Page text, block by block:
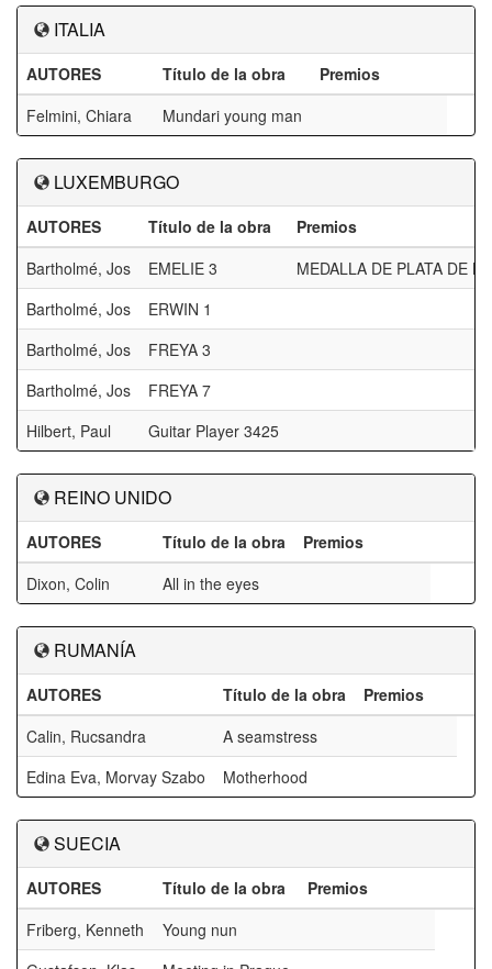
ITALIA
AUTORES Título de la obra
Premios
Felmini, Chiara
Mundari young man
LUXEMBURGO
AUTORES Título de la obra
Premios
Bartholmé, Jos
EMELIE 3
MEDALLA DE PLATA DE
Bartholmé, Jos
ERWIN 1
Bartholmé, Jos
FREYA 3
Bartholmé, Jos
FREYA 7
Hilbert, Paul
Guitar Player 3425
REINO UNIDO
AUTORES Título de la obra
Premios
Dixon, Colin
All in the eyes
RUMANÍA
AUTORES Título de la obra
Premios
Calin, Rucsandra
A seamstress
Edina Eva, Morvay Szabo
Motherhood
SUECIA
AUTORES Título de la obra
Premios
Friberg, Kenneth
Young nun